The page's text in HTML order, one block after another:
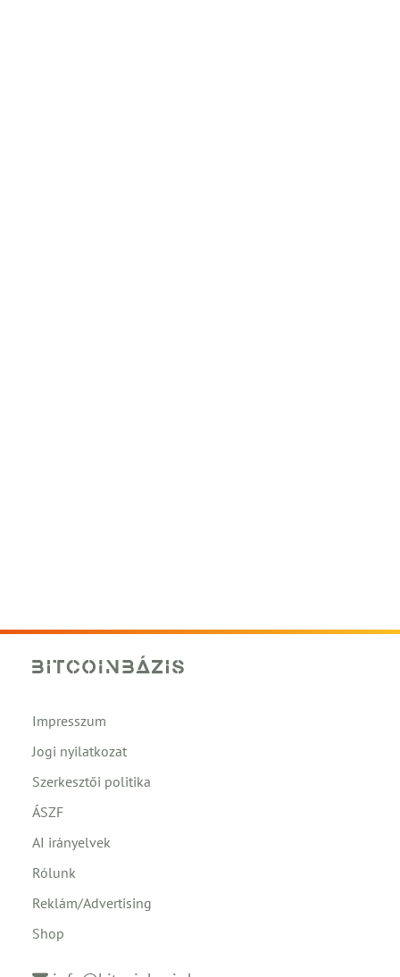
Impresszum
Jogi nyilatkozat
Szerkesztői politika
ÁSZF
AI irányelvek
Rólunk
Reklám/Advertising
Shop